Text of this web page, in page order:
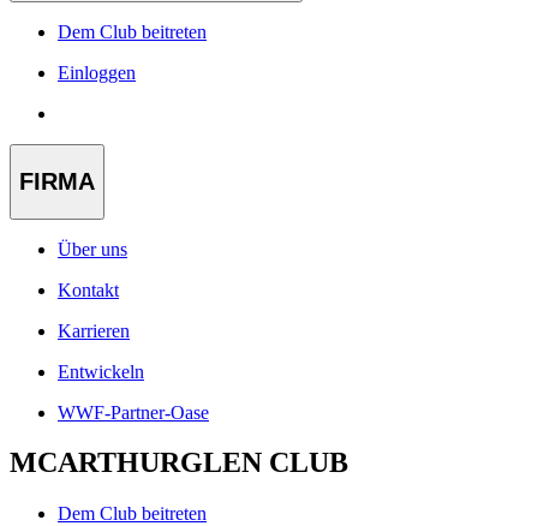
Dem Club beitreten
Einloggen
FIRMA
Über uns
Kontakt
Karrieren
Entwickeln
WWF-Partner-Oase
MCARTHURGLEN CLUB
Dem Club beitreten